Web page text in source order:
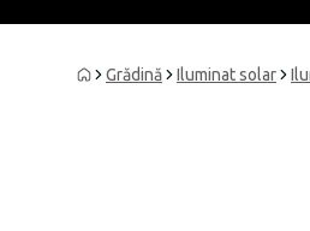
Grădină Iluminat solar